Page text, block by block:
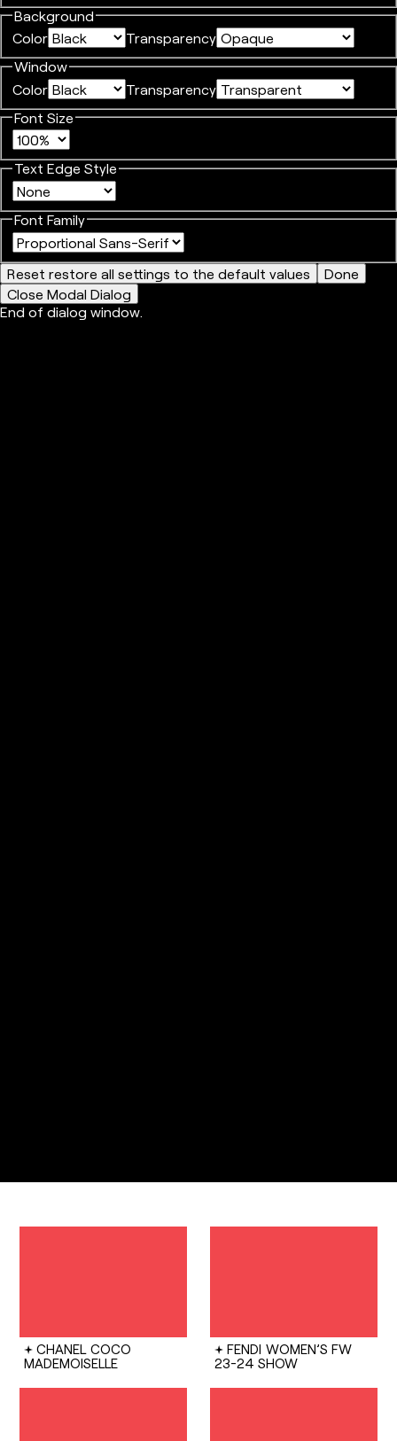
Background
Color
Transparency
Window
Color
Transparency
Font Size
Text Edge Style
Font Family
Reset restore all settings to the default values
Done
Close Modal Dialog
End of dialog window.
CHANEL COCO
MADEMOISELLE
FENDI WOMEN’S FW
23-24 SHOW